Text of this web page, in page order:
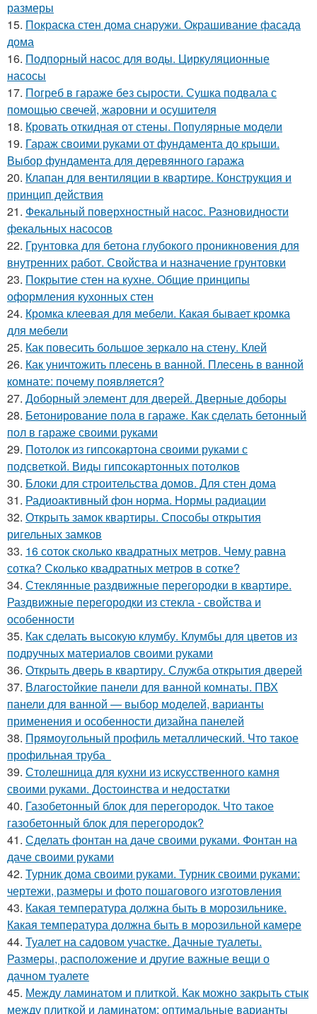
размеры
15. Покраска стен дома снаружи. Окрашивание фасада
дома
16. Подпорный насос для воды. Циркуляционные
насосы
17. Погреб в гараже без сырости. Сушка подвала с
помощью свечей, жаровни и осушителя
18. Кровать откидная от стены. Популярные модели
19. Гараж своими руками от фундамента до крыши.
Выбор фундамента для деревянного гаража
20. Клапан для вентиляции в квартире. Конструкция и
принцип действия
21. Фекальный поверхностный насос. Разновидности
фекальных насосов
22. Грунтовка для бетона глубокого проникновения для
внутренних работ. Свойства и назначение грунтовки
23. Покрытие стен на кухне. Общие принципы
оформления кухонных стен
24. Кромка клеевая для мебели. Какая бывает кромка
для мебели
25. Как повесить большое зеркало на стену. Клей
26. Как уничтожить плесень в ванной. Плесень в ванной
комнате: почему появляется?
27. Доборный элемент для дверей. Дверные доборы
28. Бетонирование пола в гараже. Как сделать бетонный
пол в гараже своими руками
29. Потолок из гипсокартона своими руками с
подсветкой. Виды гипсокартонных потолков
30. Блоки для строительства домов. Для стен дома
31. Радиоактивный фон норма. Нормы радиации
32. Открыть замок квартиры. Способы открытия
ригельных замков
33. 16 соток сколько квадратных метров. Чему равна
сотка? Сколько квадратных метров в сотке?
34. Стеклянные раздвижные перегородки в квартире.
Раздвижные перегородки из стекла - свойства и
особенности
35. Как сделать высокую клумбу. Клумбы для цветов из
подручных материалов своими руками
36. Открыть дверь в квартиру. Служба открытия дверей
37. Влагостойкие панели для ванной комнаты. ПВХ
панели для ванной — выбор моделей, варианты
применения и особенности дизайна панелей
38. Прямоугольный профиль металлический. Что такое
профильная труба
39. Столешница для кухни из искусственного камня
своими руками. Достоинства и недостатки
40. Газобетонный блок для перегородок. Что такое
газобетонный блок для перегородок?
41. Сделать фонтан на даче своими руками. Фонтан на
даче своими руками
42. Турник дома своими руками. Турник своими руками:
чертежи, размеры и фото пошагового изготовления
43. Какая температура должна быть в морозильнике.
Какая температура должна быть в морозильной камере
44. Туалет на садовом участке. Дачные туалеты.
Размеры, расположение и другие важные вещи о
дачном туалете
45. Между ламинатом и плиткой. Как можно закрыть стык
между плиткой и ламинатом: оптимальные варианты